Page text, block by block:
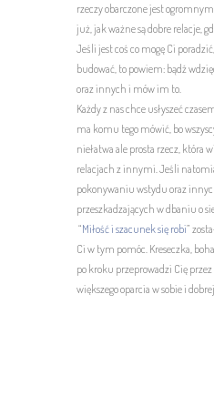
rzeczy obarczone jest
już, jak ważne są dobre relacje,
Jeśli jest coś co mogę Ci
budować, to powiem: bądź
oraz innych i mów im to.
Każdy z nas chce usłyszeć
ma komu tego mówić, bo
niełatwa ale prosta rzecz, która
relacjach z innymi. Jeśli
pokonywaniu wstydu oraz
przeszkadzających w dbaniu o
“Miłość i szacunek się robi”
Ci w tym pomóc. Kreseczka,
po kroku przeprowadzi Cię
większego oparcia w sobie i